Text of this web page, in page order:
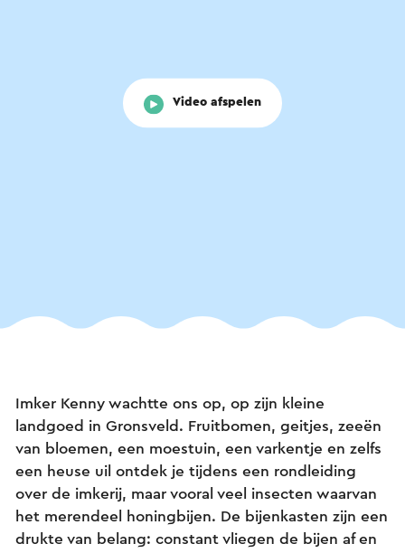
Video afspelen
Imker Kenny wachtte ons op, op zijn kleine
landgoed in Gronsveld. Fruitbomen, geitjes, zeeën
van bloemen, een moestuin, een varkentje en zelfs
een heuse uil ontdek je tijdens een rondleiding
over de imkerij, maar vooral veel insecten waarvan
het merendeel honingbijen. De bijenkasten zijn een
drukte van belang: constant vliegen de bijen af en